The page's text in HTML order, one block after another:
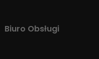
Biuro Obsługi